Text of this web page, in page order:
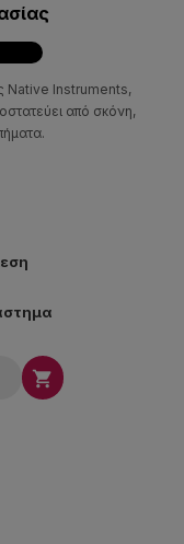
Native Instruments,
από σκόνη,
